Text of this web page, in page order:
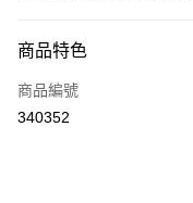
信用卡
Apple Pay
商品特色
商品編號
340352